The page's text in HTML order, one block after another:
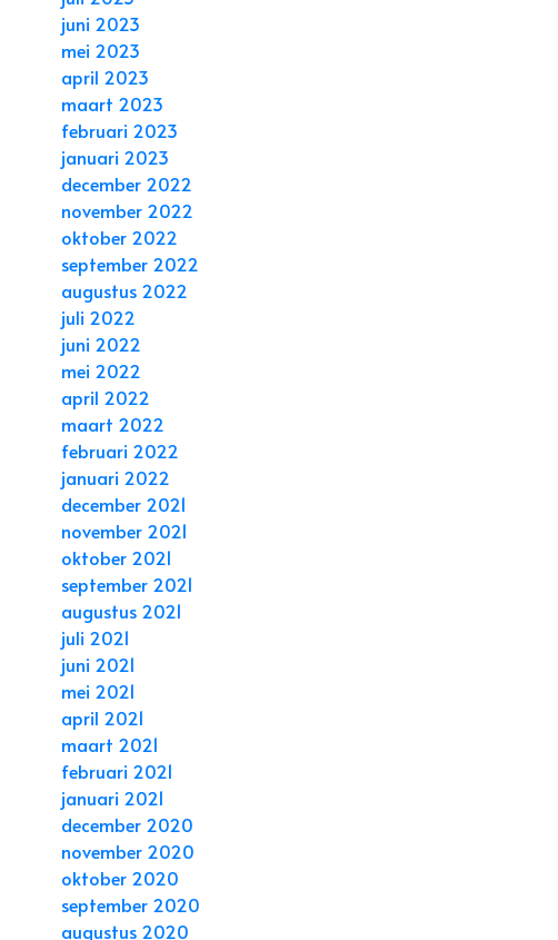
juni 2023
mei 2023
april 2023
maart 2023
februari 2023
januari 2023
december 2022
november 2022
oktober 2022
september 2022
augustus 2022
juli 2022
juni 2022
mei 2022
april 2022
maart 2022
februari 2022
januari 2022
december 2021
november 2021
oktober 2021
september 2021
augustus 2021
juli 2021
juni 2021
mei 2021
april 2021
maart 2021
februari 2021
januari 2021
december 2020
november 2020
oktober 2020
september 2020
augustus 2020